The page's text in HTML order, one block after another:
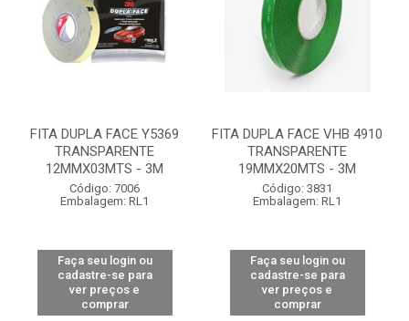
FITA DUPLA FACE Y5369
TRANSPARENTE
12MMX03MTS - 3M
Código: 7006
Embalagem: RL1
Faça seu login ou
cadastre-se para
ver preços e
comprar
FITA DUPLA FACE VHB 4910
TRANSPARENTE
19MMX20MTS - 3M
Código: 3831
Embalagem: RL1
Faça seu login ou
cadastre-se para
ver preços e
comprar